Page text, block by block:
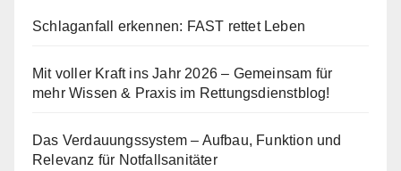
Schlaganfall erkennen: FAST rettet Leben
Mit voller Kraft ins Jahr 2026 – Gemeinsam für
mehr Wissen & Praxis im Rettungsdienstblog!
Das Verdauungssystem – Aufbau, Funktion und
Relevanz für Notfallsanitäter